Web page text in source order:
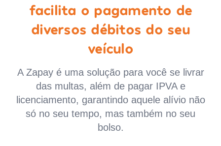
facilita o pagamento de
diversos débitos do seu
veículo
A Zapay é uma solução para você se livrar
das multas, além de pagar IPVA e
licenciamento, garantindo aquele alívio não
só no seu tempo, mas também no seu
bolso.